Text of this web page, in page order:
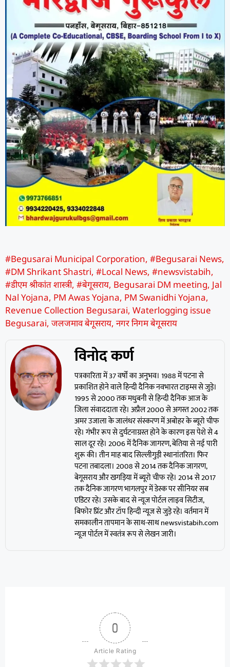
#Begusarai Municipal Corporation, #Begusarai News,
#DM Shrikant Shastri, #Local News, #newsvistabih,
#डीएम श्रीकांत शास्त्री, #बेगूसराय, Begusarai DM meeting, Jal
Nal Yojana, PM Awas Yojana, PM Swanidhi Yojana,
Revenue Collection Begusarai, Waterlogging issue
Begusarai, जलजमाव बेगूसराय, नगर निगम बेगूसराय
विनोद कर्ण
पत्रकारिता में 37 वर्षों का अनुभव। 1988 में पटना से
प्रकाशित होने वाले हिन्दी दैनिक नवभारत टाइम्स से जुड़े।
1995 से 2000 तक मधुबनी से हिन्दी दैनिक आज के
जिला संवाददाता रहे। अप्रैल 2000 से अगस्त 2002 तक
अमर उजाला के जालंधर संस्करण में अबोहर के ब्यूरो चीफ
रहे। गंभीर रूप से दुर्घटनाग्रस्त होने के कारण इस पेशे से 4
साल दूर रहे। 2006 में दैनिक जागरण, बेतिया से नई पारी
शुरू की। तीन माह बाद सिल्लीगुड़ी स्थानांतरित। फिर
पटना तबादला। 2008 से 2014 तक दैनिक जागरण,
बेगूसराय और खगड़िया में ब्यूरो चीफ रहे। 2014 से 2017
तक दैनिक जागरण भागलपुर में डेस्क पर सीनियर सब
एडिटर रहे। उसके बाद से न्यूज पोर्टल लाइव सिटीज,
बिफोर प्रिंट और टॉप हिन्दी न्यूज से जुड़े रहे। वर्तमान में
समकालीन तापमान के साथ-साथ newsvistabih.com
न्यूज पोर्टल में स्वतंत्र रूप से लेखन जारी।
0
Article Rating